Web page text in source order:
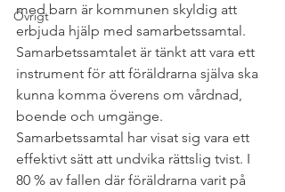
Övrigt
med barn är kommunen skyldig att
erbjuda hjälp med samarbetssamtal.
Samarbetssamtalet är tänkt att vara ett
instrument för att föräldrarna själva ska
kunna komma överens om vårdnad,
boende och umgänge.
Samarbetssamtal har visat sig vara ett
effektivt sätt att undvika rättslig tvist. I
80 % av fallen där föräldrarna varit på